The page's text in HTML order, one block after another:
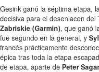
Gesink ganó la séptima etapa,
decisiva para el desenlacen del
Zabriskie (Garmin), que ganó
fue segundo en la general, y
francés prácticamente
épica tras toda la etapa
de etapa, aparte de Peter